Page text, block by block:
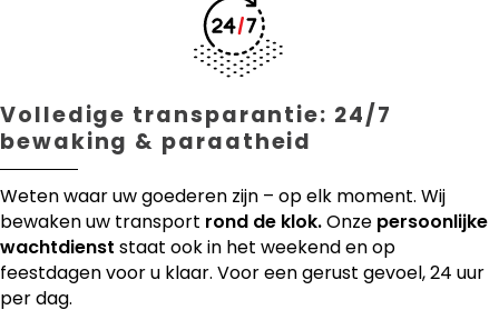
Volledige transparantie: 24/7
bewaking & paraatheid
Weten waar uw goederen zijn – op elk moment. Wij
bewaken uw transport rond de klok.Onze persoonlijke
wachtdienst staat ook in het weekend en op
feestdagen voor u klaar. Voor een gerust gevoel, 24 uur
per dag.